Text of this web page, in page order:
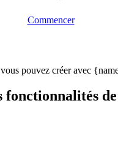
Commencer
fonctionnalités